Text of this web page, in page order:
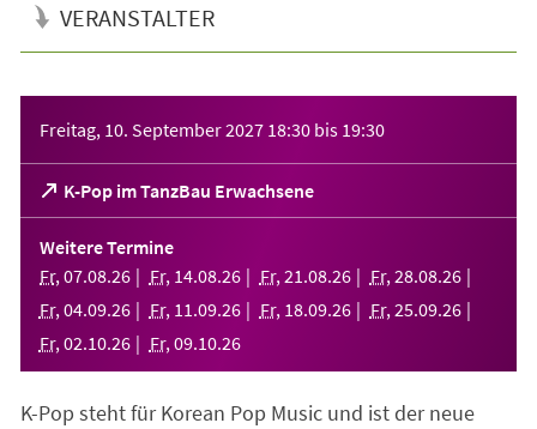
VERANSTALTER
Freitag, 10. September 2027 18:30 bis 19:30
K-Pop im TanzBau Erwachsene
(Öffnet
in
einem
neuen
Tab)
Weitere Termine
Fr, 07.08.26 Fr, 14.08.26 Fr, 21 .08.26 Fr, 28.08.26
Fr, 04.09.26 Fr, 11 .09.26 Fr, 18.09.26 Fr, 25.09.26
Fr, 02.10.26 Fr, 09.10.26
K-Pop steht für Korean Pop Music und ist der neue